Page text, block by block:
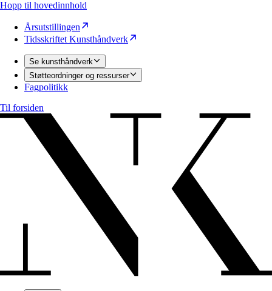
Hopp til hovedinnhold
Årsutstillingen
Tidsskriftet Kunsthåndverk
Se kunsthåndverk
Støtteordninger og ressurser
Fagpolitikk
Til forsiden